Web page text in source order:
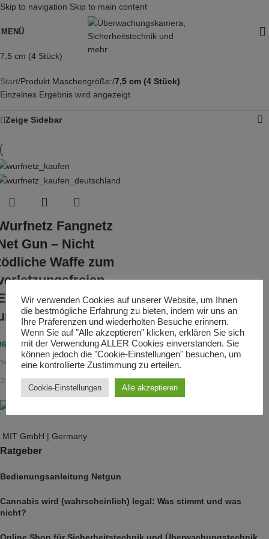
Skip to navigation Skip to main content
MENÜ
7,5 cm (4 Stück)
Start/Produkt Maschengröße:/7,5 cm (4 Stück)
Einzelnes Ergebnis wird angezeigt
Zeige Sidebar
Fangnetz
Gun – Nicht
Waffe zum
von Tier
Mensch
€ incl. MwSt.
MwSt.
Versandkosten
MIT GmbH | Germany
Ratgeber
Bedienungsanleitung Netgun
Cannabis wird (wahrscheinlich) legal: Was stimmt und was
nicht?
Online Shop für Sicherheitstechnik und Überwachungstechnik
Wir verwenden Cookies auf unserer Website, um Ihnen
die bestmögliche Erfahrung zu bieten, indem wir uns an
Ihre Präferenzen und wiederholten Besuche erinnern.
Wenn Sie auf "Alle akzeptieren" klicken, erklären Sie sich
mit der Verwendung ALLER Cookies einverstanden. Sie
können jedoch die "Cookie-Einstellungen" besuchen, um
eine kontrollierte Zustimmung zu erteilen.
Cookie-Einstellungen Alle akzeptieren